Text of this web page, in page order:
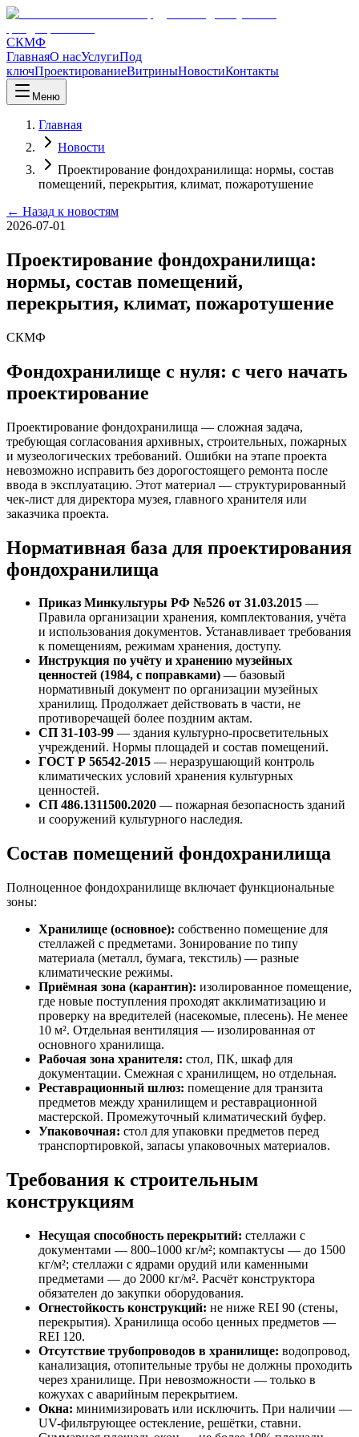
СКМФ
ГлавнаяО насУслугиПод
ключПроектированиеВитриныНовостиКонтакты
Меню
Главная
Новости
Проектирование фондохранилища: нормы, состав
помещений, перекрытия, климат, пожаротушение
← Назад к новостям
2026-07-01
Проектирование фондохранилища:
нормы, состав помещений,
перекрытия, климат, пожаротушение
СКМФ
Фондохранилище с нуля: с чего начать
проектирование
Проектирование фондохранилища — сложная задача,
требующая согласования архивных, строительных, пожарных
и музеологических требований. Ошибки на этапе проекта
невозможно исправить без дорогостоящего ремонта после
ввода в эксплуатацию. Этот материал — структурированный
чек-лист для директора музея, главного хранителя или
заказчика проекта.
Нормативная база для проектирования
фондохранилища
Приказ Минкультуры РФ №526 от 31.03.2015 —
Правила организации хранения, комплектования, учёта
и использования документов. Устанавливает требования
к помещениям, режимам хранения, доступу.
Инструкция по учёту и хранению музейных
ценностей (1984, с поправками) — базовый
нормативный документ по организации музейных
хранилищ. Продолжает действовать в части, не
противоречащей более поздним актам.
СП 31-103-99 — здания культурно-просветительных
учреждений. Нормы площадей и состав помещений.
ГОСТ Р 56542-2015 — неразрушающий контроль
климатических условий хранения культурных
ценностей.
СП 486.1311500.2020 — пожарная безопасность зданий
и сооружений культурного наследия.
Состав помещений фондохранилища
Полноценное фондохранилище включает функциональные
зоны:
Хранилище (основное): собственно помещение для
стеллажей с предметами. Зонирование по типу
материала (металл, бумага, текстиль) — разные
климатические режимы.
Приёмная зона (карантин): изолированное помещение,
где новые поступления проходят акклиматизацию и
проверку на вредителей (насекомые, плесень). Не менее
10 м². Отдельная вентиляция — изолированная от
основного хранилища.
Рабочая зона хранителя: стол, ПК, шкаф для
документации. Смежная с хранилищем, но отдельная.
Реставрационный шлюз: помещение для транзита
предметов между хранилищем и реставрационной
мастерской. Промежуточный климатический буфер.
Упаковочная: стол для упаковки предметов перед
транспортировкой, запасы упаковочных материалов.
Требования к строительным
конструкциям
Несущая способность перекрытий: стеллажи с
документами — 800–1000 кг/м²; компактусы — до 1500
кг/м²; стеллажи с ядрами орудий или каменными
предметами — до 2000 кг/м². Расчёт конструктора
обязателен до закупки оборудования.
Огнестойкость конструкций: не ниже REI 90 (стены,
перекрытия). Хранилища особо ценных предметов —
REI 120.
Отсутствие трубопроводов в хранилище: водопровод,
канализация, отопительные трубы не должны проходить
через хранилище. При невозможности — только в
кожухах с аварийным перекрытием.
Окна: минимизировать или исключить. При наличии —
UV-фильтрующее остекление, решётки, ставни.